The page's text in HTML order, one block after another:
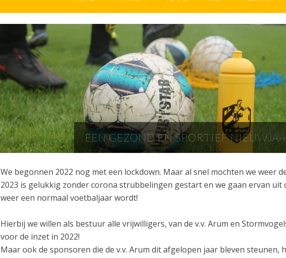
EEN GEZOND EN SPORTIEF
We begonnen 2022 nog met een lockdown. Maar al snel mochten we weer
2023 is gelukkig zonder corona strubbelingen gestart en we gaan ervan uit
weer een normaal voetbaljaar wordt!
Hierbij we willen als bestuur alle vrijwilligers, van de v.v. Arum en
voor de inzet in 2022!
Maar ook de sponsoren die de v.v. Arum dit afgelopen jaar bleven steunen,